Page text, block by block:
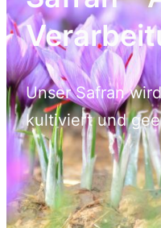
Unser Safran
kultiviert und